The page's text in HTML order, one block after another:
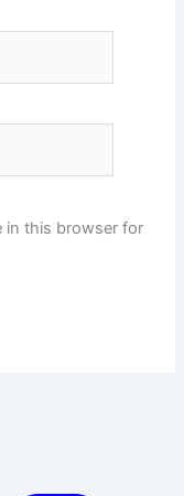
in this browser for